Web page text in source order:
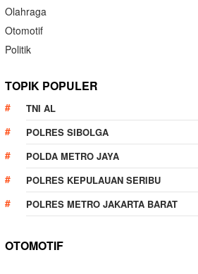
Olahraga
Otomotif
Politik
TOPIK POPULER
TNI AL
POLRES SIBOLGA
POLDA METRO JAYA
POLRES KEPULAUAN SERIBU
POLRES METRO JAKARTA BARAT
OTOMOTIF